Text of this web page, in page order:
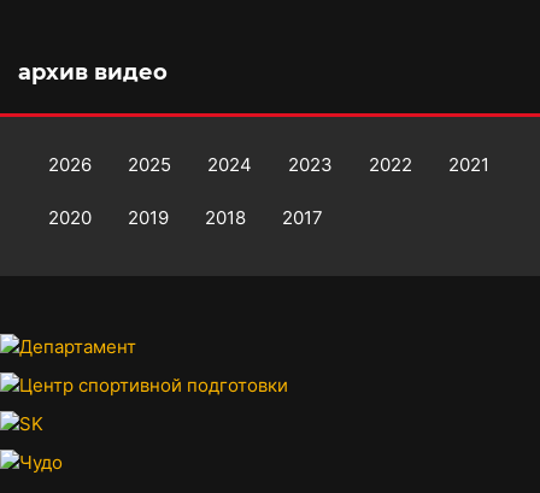
архив видео
2026 2025 2024 2023 2022 2021
2020 2019 2018 2017